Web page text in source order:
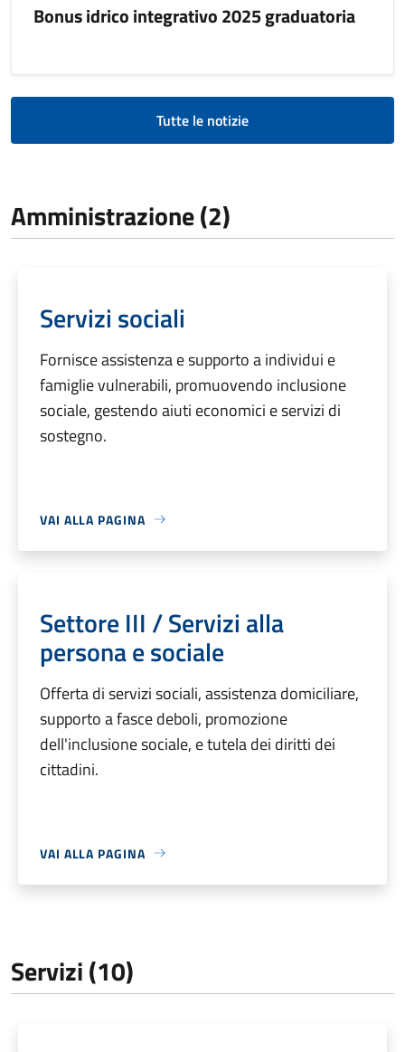
Bonus idrico integrativo 2025 graduatoria
Tutte le notizie
Amministrazione (2)
Servizi sociali
Fornisce assistenza e supporto a individui e
famiglie vulnerabili, promuovendo inclusione
sociale, gestendo aiuti economici e servizi di
sostegno.
VAI ALLA PAGINA
Settore III / Servizi alla
persona e sociale
Offerta di servizi sociali, assistenza domiciliare,
supporto a fasce deboli, promozione
dell'inclusione sociale, e tutela dei diritti dei
cittadini.
VAI ALLA PAGINA
Servizi (10)